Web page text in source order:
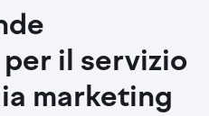
il servizio
marketing